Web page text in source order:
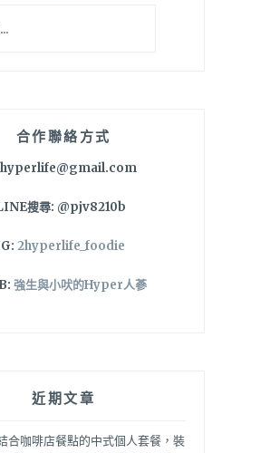
合作聯絡方式
尋: @pjv8210b
2hyperlife_foodie
強生與小吠的Hyper人蔘
近期文章
合咖啡店餐點的中式個人套餐，裝